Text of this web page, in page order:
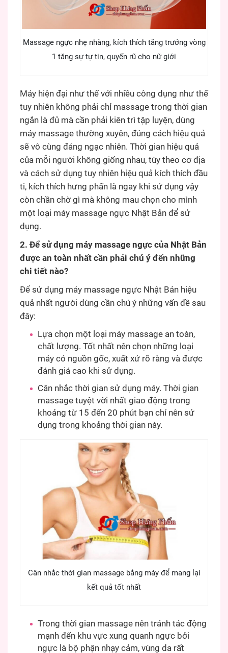
Massage ngực nhẹ nhàng, kích thích tăng trưởng vòng
1 tăng sự tự tin, quyến rũ cho nữ giới
Máy hiện đại như thế với nhiều công dụng như thế
tuy nhiên không phải chỉ massage trong thời gian
ngắn là đủ mà cần phải kiên trì tập luyện, dùng
máy massage thường xuyên, đúng cách hiệu quả
sẽ vô cùng đáng ngạc nhiên. Thời gian hiệu quả
của mỗi người không giống nhau, tùy theo cơ địa
và cách sử dụng tuy nhiên hiệu quả kích thích đầu
ti, kích thích hưng phấn là ngay khi sử dụng vậy
còn chần chờ gì mà không mau chọn cho mình
một loại máy massage ngực Nhật Bản để sử
dụng.
2. Để sử dụng máy massage ngực của Nhật Bản
được an toàn nhất cần phải chú ý đến những
chi tiết nào?
Để sử dụng máy massage ngực Nhật Bản hiệu
quả nhất người dùng cần chú ý những vấn đề sau
đây:
Lựa chọn một loại máy massage an toàn,
chất lượng. Tốt nhất nên chọn những loại
máy có nguồn gốc, xuất xứ rõ ràng và được
đánh giá cao khi sử dụng.
Cân nhắc thời gian sử dụng máy. Thời gian
massage tuyệt vời nhất giao động trong
khoảng từ 15 đến 20 phút bạn chỉ nên sử
dụng trong khoảng thời gian này.
Cân nhắc thời gian massage bằng máy để mang lại
kết quả tốt nhất
Trong thời gian massage nên tránh tác động
mạnh đến khu vực xung quanh ngực bởi
ngực là bộ phận nhạy cảm, vùng da rất